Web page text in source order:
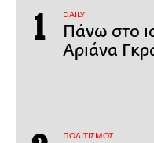
DAILY
Πάνω στο
Αριάνα
ΠΟΛΙΤΙΣΜΟΣ